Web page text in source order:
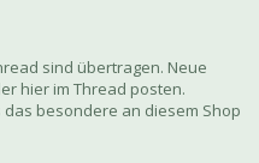
sind übertragen. Neue
hier im Thread posten.
besondere an diesem Shop